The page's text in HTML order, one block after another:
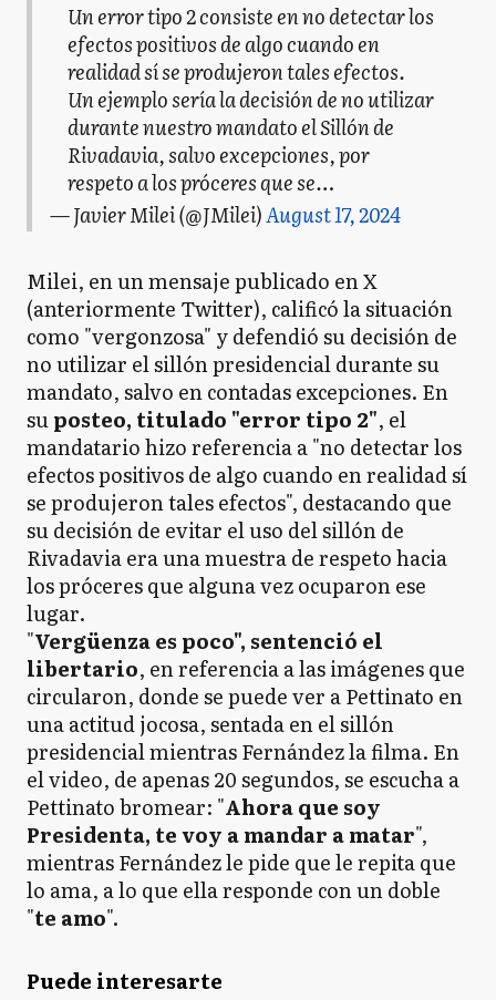
Un error tipo 2 consiste en no detectar los
efectos positivos de algo cuando en
realidad sí se produjeron tales efectos.
Un ejemplo sería la decisión de no utilizar
durante nuestro mandato el Sillón de
Rivadavia, salvo excepciones, por
respeto a los próceres que se…
— Javier Milei (@JMilei)August 17, 2024
Milei, en un mensaje publicado en X
(anteriormente Twitter), calificó la situación
como "vergonzosa" y defendió su decisión de
no utilizar el sillón presidencial durante su
mandato, salvo en contadas excepciones. En
suposteo, titulado "error tipo 2", el
mandatario hizo referencia a "no detectar los
efectos positivos de algo cuando en realidad sí
se produjeron tales efectos", destacando que
su decisión de evitar el uso del sillón de
Rivadavia era una muestra de respeto hacia
los próceres que alguna vez ocuparon ese
lugar.
"Vergüenza es poco", sentenció el
libertario, en referencia a las imágenes que
circularon, donde se puede ver a Pettinato en
una actitud jocosa, sentada en el sillón
presidencial mientras Fernández la filma. En
el video, de apenas 20 segundos, se escucha a
Pettinato bromear: "Ahora que soy
Presidenta, te voy a mandar a matar",
mientras Fernández le pide que le repita que
lo ama, a lo que ella responde con un doble
"te amo".
Puede interesarte